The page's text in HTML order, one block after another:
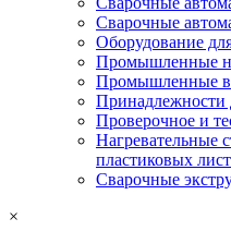
Сварочные
Оборудование
Промышленные
Промышленные
Принадлежности
Проверочное и
Нагревательные
пластиковых
Сварочные
×